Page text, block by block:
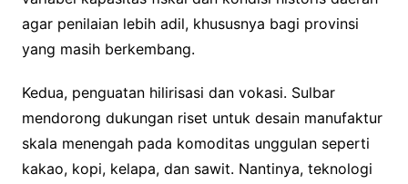
agar penilaian lebih adil, khususnya bagi provinsi
yang masih berkembang.
Kedua, penguatan hilirisasi dan vokasi. Sulbar
mendorong dukungan riset untuk desain manufaktur
skala menengah pada komoditas unggulan seperti
kakao, kopi, kelapa, dan sawit. Nantinya, teknologi